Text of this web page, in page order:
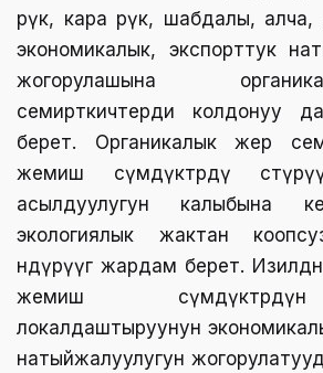
өрүк, кара өрүк, шабдалы,
экономикалык, экспорттук
жогорулашына
семирткичтерди колдонуу
берет. Органикалык жер
жемиш өсүмдүктөрдү
асылдуулугун калыбына
экологиялык жактан
өндүрүүгө жардам берет.
жемиш
локалдаштыруунун
натыйжалуулугун